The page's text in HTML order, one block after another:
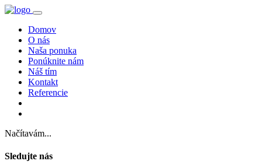
Domov
O nás
Naša ponuka
Ponúknite nám
Náš tím
Kontakt
Referencie
Načítavám...
Sledujte nás